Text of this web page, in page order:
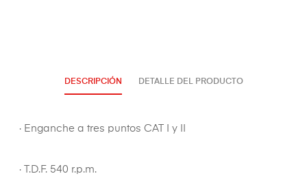
DESCRIPCIÓN DETALLE DEL PRODUCTO
· Enganche a tres puntos CAT I y II
· T.D.F. 540 r.p.m.